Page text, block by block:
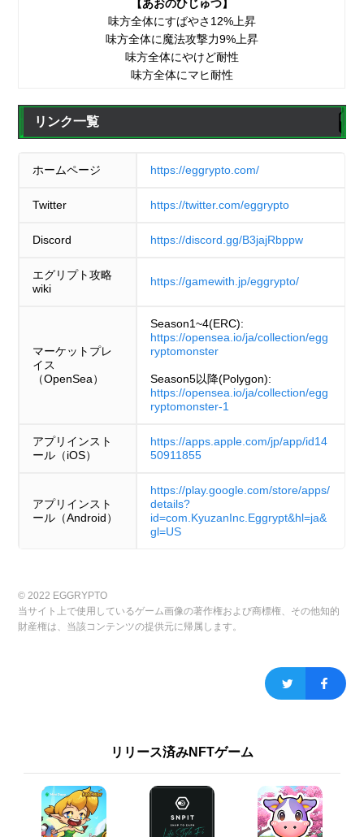
【あおのひじゅつ】
味方全体にすばやさ12%上昇
味方全体に魔法攻撃力9%上昇
味方全体にやけど耐性
味方全体にマヒ耐性
リンク一覧
ホームページ https://eggrypto.com/
Twitter https://twitter.com/eggrypto
Discord https://discord.gg/B3jajRbppw
エグリプト攻略
wiki
https://gamewith.jp/eggrypto/
マーケットプレ
イス
（OpenSea）
Season1~4(ERC):
https://opensea.io/ja/collection/egg
ryptomonster
Season5以降(Polygon):
https://opensea.io/ja/collection/egg
ryptomonster-1
アプリインスト
ール（iOS）
https://apps.apple.com/jp/app/id14
50911855
アプリインスト
ール（Android）
https://play.google.com/store/apps/
details?
id=com.KyuzanInc.Eggrypt&hl=ja&
gl=US
© 2022 EGGRYPTO
当サイト上で使用しているゲーム画像の著作権および商標権、その他知的
財産権は、当該コンテンツの提供元に帰属します。
リリース済みNFTゲーム